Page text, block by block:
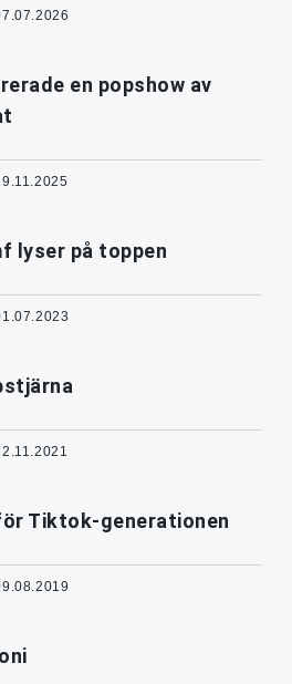
en popshow av
lyser på toppen
Tiktok-generationen